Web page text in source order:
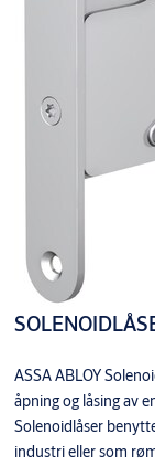
ASSA ABLOY
åpning og låsing av
Solenoidlåser
industri eller som